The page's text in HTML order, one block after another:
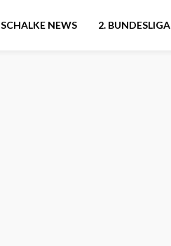
SCHALKE NEWS 2. BUNDESLIGA